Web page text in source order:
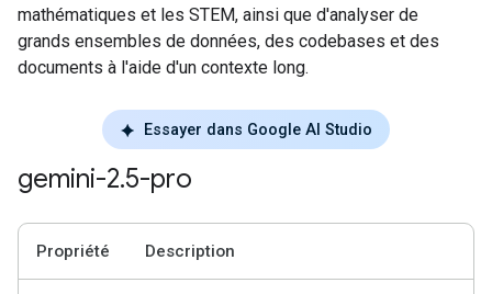
mathématiques et les STEM, ainsi que d'analyser de
grands ensembles de données, des codebases et des
documents à l'aide d'un contexte long.
Essayer dans Google AI Studio
gemini-2.5-pro
Propriété Description